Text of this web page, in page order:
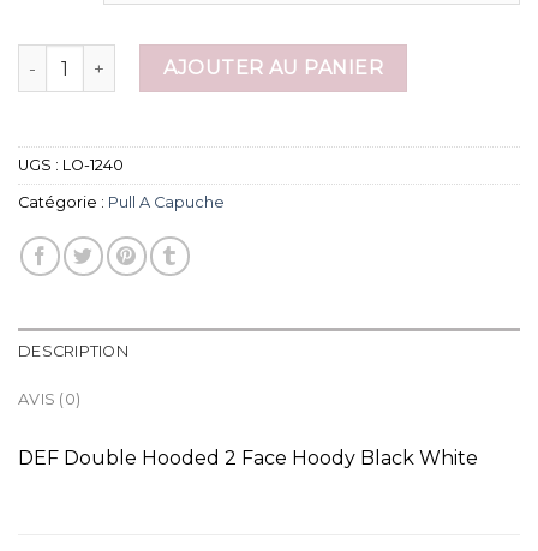
quantité de pull a capucheAJOUTER AU PANIER
UGS : LO-1240
Catégorie : Pull A Capuche
DESCRIPTION
AVIS (0)
DEF Double Hooded 2 Face Hoody Black White